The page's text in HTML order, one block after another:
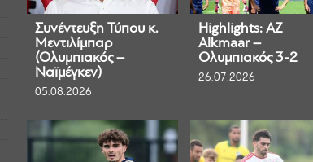
Συνέντευξη Τύπου κ.
Μεντιλίμπαρ
(Ολυμπιακός –
Ναϊμέγκεν)
05.08.2026
Highlights: AZ
Alkmaar –
Ολυμπιακός 3-2
26.07.2026